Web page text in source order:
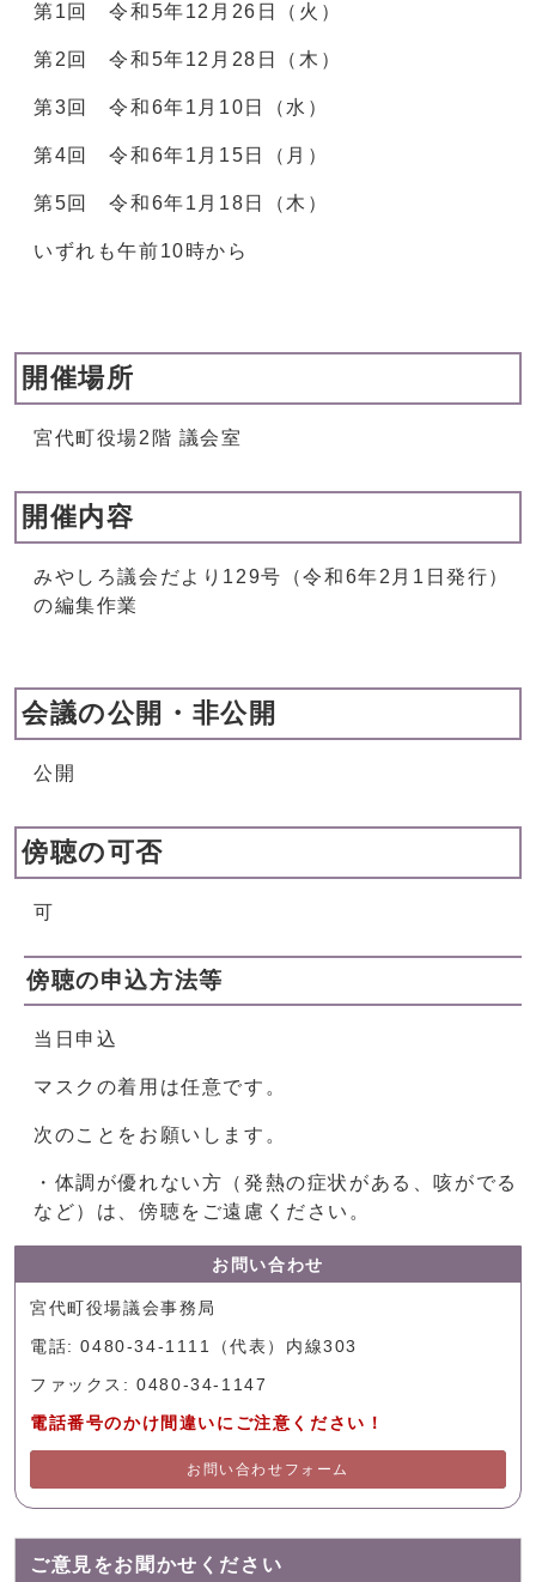
第1回 令和5年12月26日（火）
第2回 令和5年12月28日（木）
第3回 令和6年1月10日（水）
第4回 令和6年1月15日（月）
第5回 令和6年1月18日（木）
いずれも午前10時から
開催場所
宮代町役場2階 議会室
開催内容
みやしろ議会だより129号（令和6年2月1日発行）
の編集作業
会議の公開・非公開
公開
傍聴の可否
可
傍聴の申込方法等
当日申込
マスクの着用は任意です。
次のことをお願いします。
・体調が優れない方（発熱の症状がある、咳がでる
など）は、傍聴をご遠慮ください。
お問い合わせ
宮代町役場議会事務局
電話: 0480-34-1111（代表）内線303
ファックス: 0480-34-1147
電話番号のかけ間違いにご注意ください！
お問い合わせフォーム
ご意見をお聞かせください